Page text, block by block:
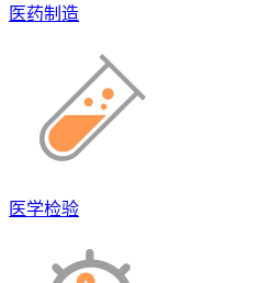
医药制造
医学检验